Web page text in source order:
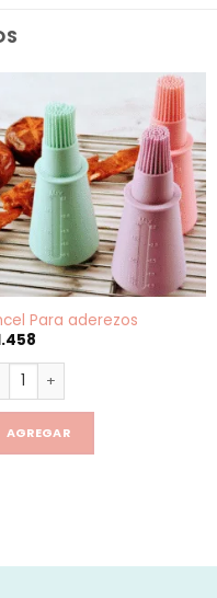
cantidad
Para aderezos
Para aderezos cantidad
AGREGAR